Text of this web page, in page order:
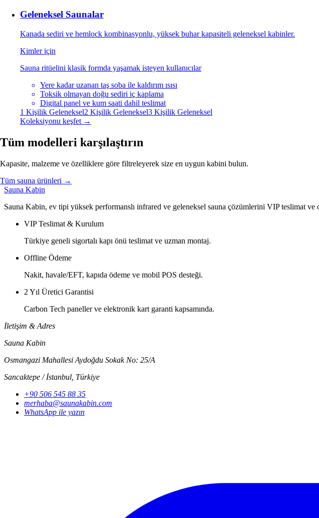
Geleneksel Saunalar
Kanada sediri ve hemlock kombinasyonlu, yüksek buhar kapasiteli geleneksel kabinler.
Kimler için
Sauna ritüelini klasik formda yaşamak isteyen kullanıcılar
Yere kadar uzanan taş soba ile kaldırım ısısı
Toksik olmayan doğu sediri iç kaplama
Digital panel ve kum saati dahil teslimat
1 Kişilik Geleneksel2 Kişilik Geleneksel3 Kişilik Geleneksel
Koleksiyonu keşfet →
Tüm modelleri karşılaştırın
Kapasite, malzeme ve özelliklere göre filtreleyerek size en uygun kabini bulun.
Tüm sauna ürünleri →
Sauna Kabin
Sauna Kabin, ev tipi yüksek performanslı infrared ve geleneksel sauna çözümlerini VIP teslimat ve
VIP Teslimat & Kurulum
Türkiye geneli sigortalı kapı önü teslimat ve uzman montaj.
Offline Ödeme
Nakit, havale/EFT, kapıda ödeme ve mobil POS desteği.
2 Yıl Üretici Garantisi
Carbon Tech paneller ve elektronik kart garanti kapsamında.
İletişim & Adres
Sauna Kabin
Osmangazi Mahallesi Aydoğdu Sokak No: 25/A
Sancaktepe / İstanbul Türkiye
+90 506 545 88 35
merhaba@saunakabin.com
WhatsApp ile yazın